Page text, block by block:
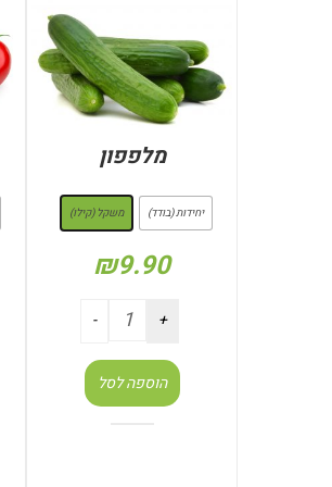
מלפפון
יחידות (בודד) משקל (קילו)
₪9.90
הוספה לסל